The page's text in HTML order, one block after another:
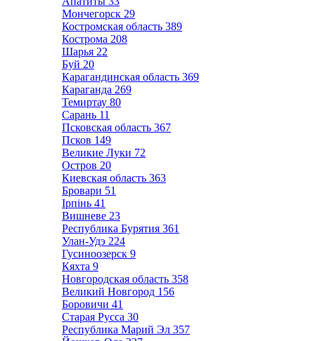
Мончегорск 29
Костромская область 389
Кострома 208
Шарья 22
Буй 20
Карагандинская область 369
Караганда 269
Темиртау 80
Сарань 11
Псковская область 367
Псков 149
Великие Луки 72
Остров 20
Киевская область 363
Бровари 51
Ірпінь 41
Вишневе 23
Республика Бурятия 361
Улан-Удэ 224
Гусиноозерск 9
Кяхта 9
Новгородская область 358
Великий Новгород 156
Боровичи 41
Старая Русса 30
Республика Марий Эл 357